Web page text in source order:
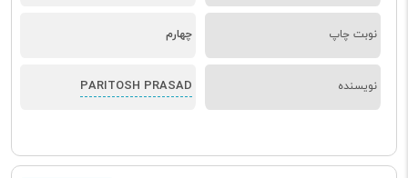
نوبت چاپ چهارم
نویسنده PARITOSH PRASAD